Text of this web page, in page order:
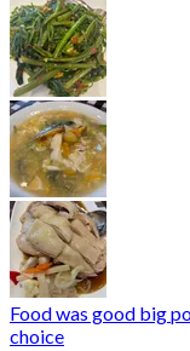
Food was good big
choice